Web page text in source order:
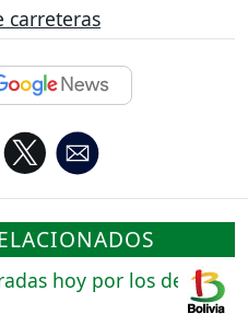
carreteras